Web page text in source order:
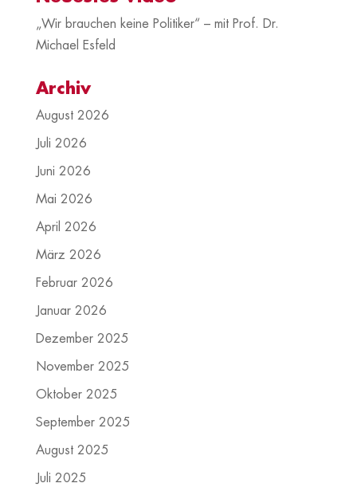
„Wir brauchen keine Politiker“ – mit Prof. Dr.
Michael Esfeld
Archiv
August 2026
Juli 2026
Juni 2026
Mai 2026
April 2026
März 2026
Februar 2026
Januar 2026
Dezember 2025
November 2025
Oktober 2025
September 2025
August 2025
Juli 2025